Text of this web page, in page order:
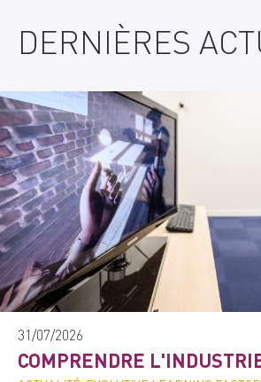
DERNIÈRES
31/07/2026
COMPRENDRE